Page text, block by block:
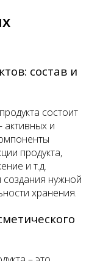
состав и
состоит
активных и
продукта,
и т.д.
нужной
хранения.